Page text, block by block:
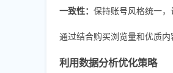
一致性： 保持账号风格统一，
通过结合购买浏览量和优质
利用数据分析优化策略